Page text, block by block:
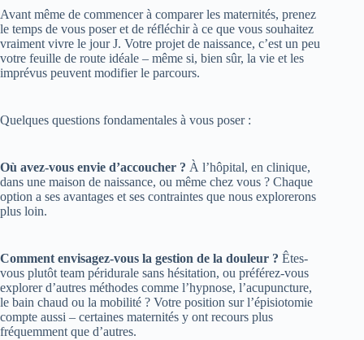
Avant même de commencer à comparer les maternités, prenez
le temps de vous poser et de réfléchir à ce que vous souhaitez
vraiment vivre le jour J. Votre projet de naissance, c’est un peu
votre feuille de route idéale – même si, bien sûr, la vie et les
imprévus peuvent modifier le parcours.
Quelques questions fondamentales à vous poser :
Où avez-vous envie d’accoucher ? À l’hôpital, en clinique,
dans une maison de naissance, ou même chez vous ? Chaque
option a ses avantages et ses contraintes que nous explorerons
plus loin.
Comment envisagez-vous la gestion de la douleur ? Êtes-
vous plutôt team péridurale sans hésitation, ou préférez-vous
explorer d’autres méthodes comme l’hypnose, l’acupuncture,
le bain chaud ou la mobilité ? Votre position sur l’épisiotomie
compte aussi – certaines maternités y ont recours plus
fréquemment que d’autres.